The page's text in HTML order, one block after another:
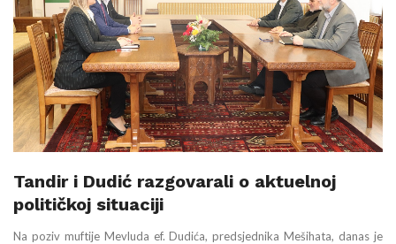
Tandir i Dudić razgovarali o aktuelnoj
političkoj situaciji
Na poziv muftije Mevluda ef. Dudića, predsjednika Mešihata, danas je